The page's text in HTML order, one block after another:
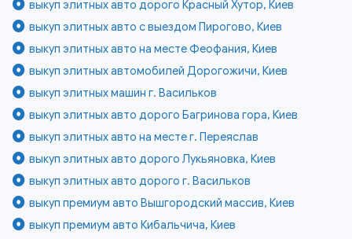
выкуп элитных авто дорого Красный Хутор, Киев
выкуп элитных авто с выездом Пирогово, Киев
выкуп элитных авто на месте Феофания, Киев
выкуп элитных автомобилей Дорогожичи, Киев
выкуп элитных машин г. Васильков
выкуп элитных авто дорого Багринова гора, Киев
выкуп элитных авто на месте г. Переяслав
выкуп элитных авто дорого Лукьяновка, Киев
выкуп элитных авто дорого г. Васильков
выкуп премиум авто Вышгородский массив, Киев
выкуп премиум авто Кибальчича, Киев